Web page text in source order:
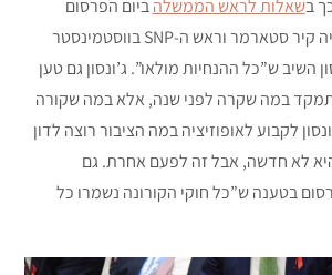
בשאלות לראש הממשלהביום הפרסום
על-ידי ראש האופוזיציה קיר סטארמר וראש ה-SNP בווסטמינסטר
השיב ש”כל ההנחיות מולאו”. ג’ונסון גם טען
במה שקרה לפני שנה, אלא במה שקורה
לקבוע לאופוזיציה במה הציבור רוצה לדון
היא לא חדשה, אבל זה לפעם אחרת. גם
בטענה ש”כל חוקי הקורונה נשמרו כל